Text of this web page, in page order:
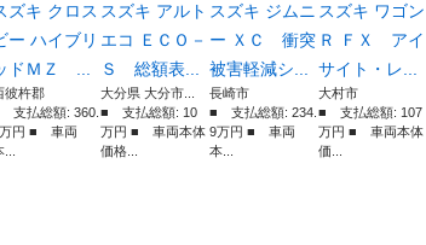
ズキ クロス
ー ハイブリ
ドＭＺ ...
彼杵郡
支払総額: 360.
円 ■ 車両
スズキ アルト
エコ ＥＣＯ－
Ｓ 総額表...
大分県 大分市...
■ 支払総額: 10
万円 ■ 車両本体
価格...
スズキ ジムニ
ー ＸＣ 衝突
被害軽減シ...
長崎市
■ 支払総額: 234.
9万円 ■ 車両
本...
スズキ ワゴン
Ｒ ＦＸ アイ
サイト・レ...
大村市
■ 支払総額: 107
万円 ■ 車両本体
価...